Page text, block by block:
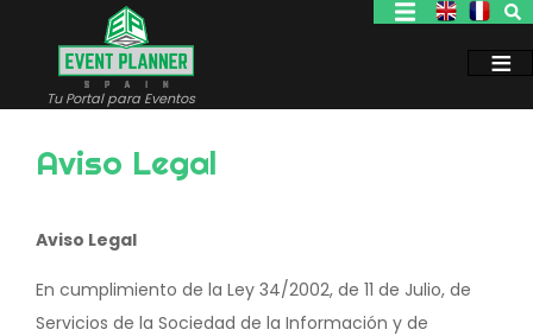
contenido
Tu Portal para Eventos
Aviso Legal
Aviso Legal
En cumplimiento de la Ley 34/2002, de 11 de Julio, de
Servicios de la Sociedad de la Información y de